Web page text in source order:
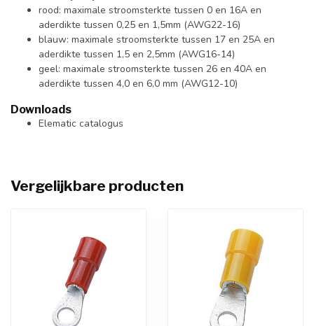
rood: maximale stroomsterkte tussen 0 en 16A en
aderdikte tussen 0,25 en 1,5mm (AWG22-16)
blauw: maximale stroomsterkte tussen 17 en 25A en
aderdikte tussen 1,5 en 2,5mm (AWG16-14)
geel: maximale stroomsterkte tussen 26 en 40A en
aderdikte tussen 4,0 en 6,0 mm (AWG12-10)
Downloads
Elematic catalogus
Vergelijkbare producten